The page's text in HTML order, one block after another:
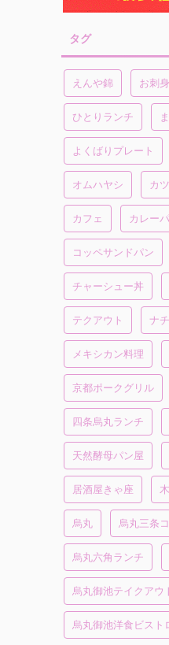
タグ
えんや錦 お刺
ひとりランチ
よくばりプレート
オムハヤシ カ
カフェ カレー
コッペサンドパン
チャーシュー丼
テクアウト ナ
メキシカン料理
京都ポークグリル
四条烏丸ランチ
天然酵母パン屋
居酒屋きゃ座
烏丸 烏丸三条
烏丸六角ランチ
烏丸御池テイクアウ
烏丸御池洋食ビスト